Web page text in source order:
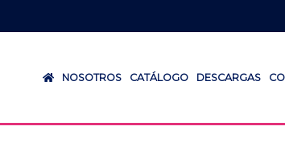
NOSOTROS CATÁLOGO DESCARGAS